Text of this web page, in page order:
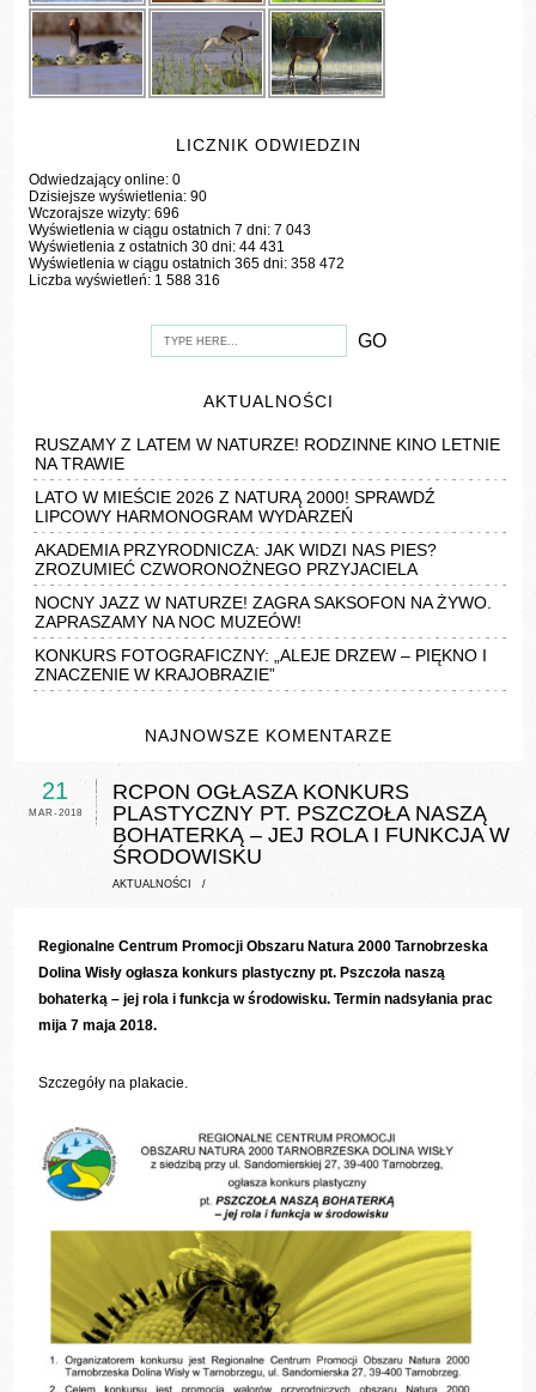
LICZNIK ODWIEDZIN
Odwiedzający online:0
Dzisiejsze wyświetlenia:90
Wczorajsze wizyty:696
Wyświetlenia w ciągu ostatnich 7 dni:7 043
Wyświetlenia z ostatnich 30 dni:44 431
Wyświetlenia w ciągu ostatnich 365 dni:358 472
Liczba wyświetleń: 1 588 316
AKTUALNOŚCI
RUSZAMY Z LATEM W NATURZE! RODZINNE KINO LETNIE
NA TRAWIE
LATO W MIEŚCIE 2026 Z NATURĄ 2000! SPRAWDŹ
LIPCOWY HARMONOGRAM WYDARZEŃ
AKADEMIA PRZYRODNICZA: JAK WIDZI NAS PIES?
ZROZUMIEĆ CZWORONOŻNEGO PRZYJACIELA
NOCNY JAZZ W NATURZE! ZAGRA SAKSOFON NA ŻYWO.
ZAPRASZAMY NA NOC MUZEÓW!
KONKURS FOTOGRAFICZNY: „ALEJE DRZEW – PIĘKNO I
ZNACZENIE W KRAJOBRAZIE”
NAJNOWSZE KOMENTARZE
21
MAR-2018
RCPON OGŁASZA KONKURS
PLASTYCZNY PT. PSZCZOŁA NASZĄ
BOHATERKĄ – JEJ ROLA I FUNKCJA W
ŚRODOWISKU
AKTUALNOŚCI /
Regionalne Centrum Promocji Obszaru Natura 2000 Tarnobrzeska
Dolina Wisły ogłasza konkurs plastyczny pt. Pszczoła naszą
bohaterką – jej rola i funkcja w środowisku. Termin nadsyłania prac
mija 7 maja 2018.
Szczegóły na plakacie.